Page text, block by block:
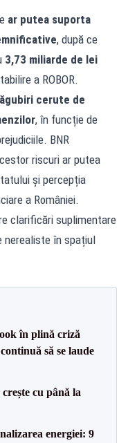
ar putea suporta
, după ce
3,73 miliarde de lei
a ROBOR.
cerute de
, în funcție de
BNR
riscuri ar putea
și percepția
a României.
clarificări suplimentare
nerealiste în spațiul
în plină criză
să se laude
cu până la
energiei: 9